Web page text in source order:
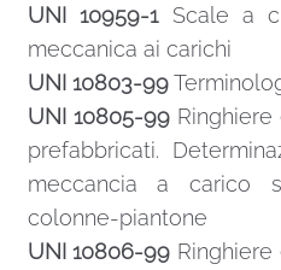
UNI 10959-1Scale a
meccanica ai carichi
UNI 10803-99
UNI 10805-99Ringhiere
prefabbricati.
meccancia a carico
colonne-piantone
UNI 10806-99